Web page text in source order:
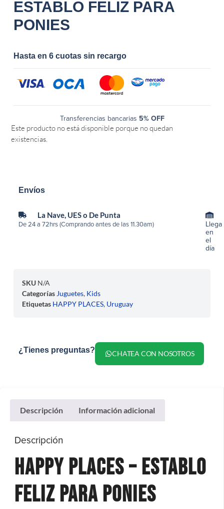
ESTABLO FELIZ PARA
PONIES
Hasta en 6 cuotas sin recargo
Transferencias bancarias 5% OFF
Este producto no está disponible porque no quedan
existencias.
Envíos
La Nave, UES o De Punta
De 24 a 72hrs (Comprando antes de las 11.30am)
Llega
en
el
día
SKU N/A
Categorías Juguetes, Kids
Etiquetas HAPPY PLACES, Uruguay
¿Tienes preguntas? CHATEA CON NOSOTROS
Descripción Información adicional
Descripción
HAPPY PLACES – ESTABLO
FELIZ PARA PONIES